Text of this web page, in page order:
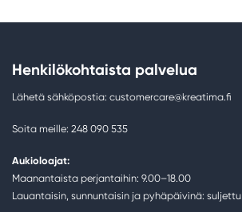
Henkilökohtaista palvelua
Lähetä sähköpostia: customercare@kreatima.fi
Soita meille: 248 090 535
Aukioloajat:
Maanantaista perjantaihin: 9.00–18.00
Lauantaisin, sunnuntaisin ja pyhäpäivinä: suljettu